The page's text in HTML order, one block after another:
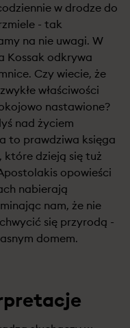
w drodze do
- tak
na nie uwagi. W
Kossak odkrywa
Czy wiecie, że
właściwości
nastawione?
nad życiem
to prawdziwa księga
które dzieją się tuż
opowieści
nabierają
nam, że nie
się przyrodą -
domem.